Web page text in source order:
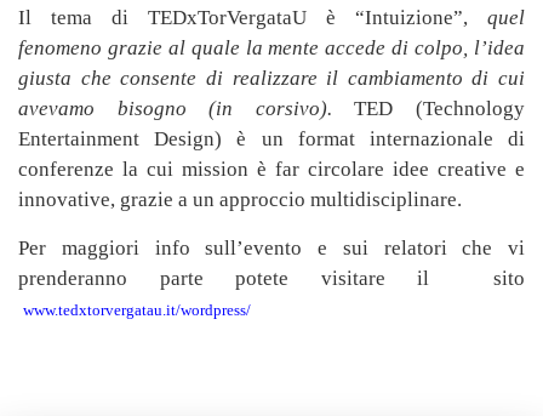
Il tema di TEDxTorVergataU è “Intuizione”, quel
fenomeno grazie al quale la mente accede di colpo, l’idea
giusta che consente di realizzare il cambiamento di cui
avevamo bisogno (in corsivo).TED (Technology
Entertainment Design) è un format internazionale di
conferenze la cui mission è far circolare idee creative e
innovative, grazie a un approccio multidisciplinare.
Per maggiori info sull’evento e sui relatori che vi
prenderanno parte potete visitare il sito
www.tedxtorvergatau.it/wordpress/